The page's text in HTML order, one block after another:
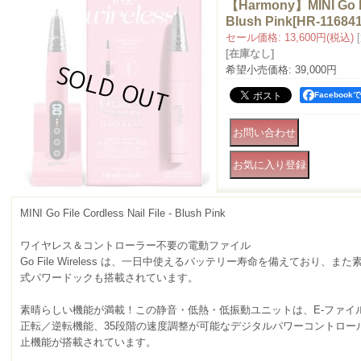
【Harmony】MINI
Blush Pink[HR-
セール価格: 13,600円(税込)
[在庫なし]
希望小売価格: 39,000円
Facebook
MINI Go File Cordless Nail File - Blush Pink
ワイヤレス＆コントローラー不要の電動ファイル
Go File Wireless は、一日中使えるバッテリー寿命を備えており、また
式パワードックも搭載されています。
素晴らしい機能が満載！この静音・低熱・低振動ユニットは、E-ファイ
正転／逆転機能、35段階の速度調整が可能なデジタルパワーコントロ
止機能が搭載されています。